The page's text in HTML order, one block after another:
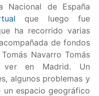
Nacional de España
que luego fue
ha recorrido varias
de fondos
Navarro Tomás
ver en Madrid. Un
algunos problemas y
espacio geográfico